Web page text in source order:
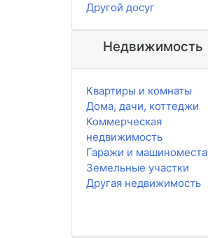
Другой досуг
Недвижимость
Квартиры и комнаты
Дома, дачи, коттеджи
Коммерческая
недвижимость
Гаражи и машиноместа
Земельные участки
Другая недвижимость